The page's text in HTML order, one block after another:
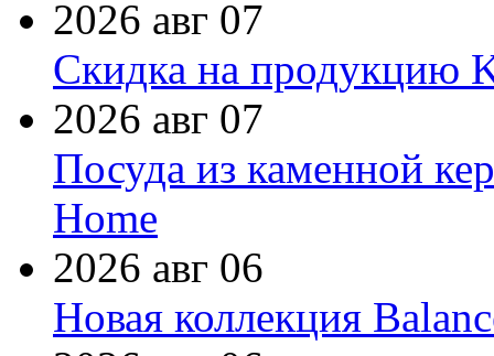
2026 авг 07
Скидка на продукцию
2026 авг 07
Посуда из каменной
Home
2026 авг 06
Новая коллекция